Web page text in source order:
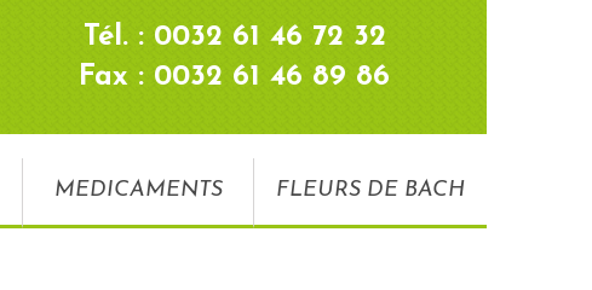
Tél. : 0032 61 46 72 32
Fax : 0032 61 46 89 86
MEDICAMENTS FLEURS DE BACH